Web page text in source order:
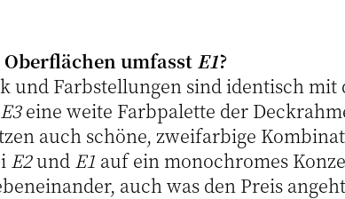
umfasst E1?
und Farbstellungen sind identisch mit
E3eine weite Farbpalette der
auch schöne, zweifarbige
E2und E1 auf ein monochromes
auch was den Preis